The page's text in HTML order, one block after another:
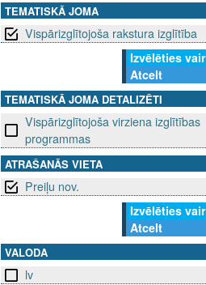
VTEMATISKĀ JOMA
Vispārizglītojoša rakstura izglītība
Izvēlēties
Atcelt
TEMATISKĀ JOMA DETALIZĒTI
Vispārizglītojoša virziena izglītības
programmas
ATRAŠANĀS VIETA
Preiļu nov.
Izvēlēties
Atcelt
VALODA
lv